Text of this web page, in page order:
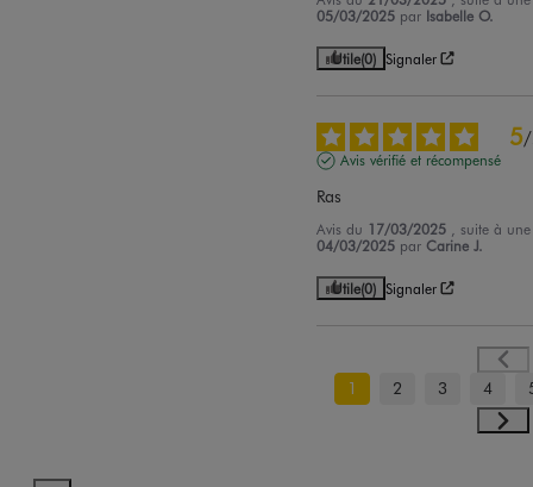
05/03/2025 par Isabelle O.
Utile(0) Signaler
5/
Avis vérifié et récompensé
Ras
Avis du 17/03/2025
, suite à
04/03/2025 parCarine J.
Utile(0) Signaler
1 2 3 4